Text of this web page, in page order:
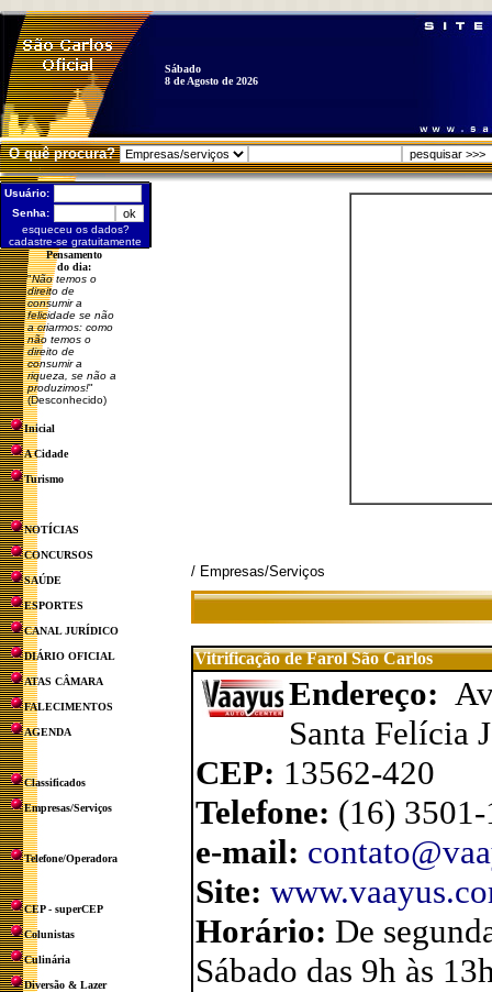
Sábado
8 de Agosto de 2026
O quê procura?
Usuário:
Senha:
esqueceu os dados?
cadastre-se gratuitamente
Pensamento
do dia:
"Não temos o
direito de
consumir a
felicidade se não
a criarmos: como
não temos o
direito de
consumir a
riqueza, se não a
produzimos!"
(Desconhecido)
Inicial
A Cidade
Turismo
NOTÍCIAS
CONCURSOS
SAÚDE
ESPORTES
CANAL JURÍDICO
DIÁRIO OFICIAL
ATAS CÂMARA
FALECIMENTOS
AGENDA
Classificados
Empresas/Serviços
Telefone/Operadora
CEP - superCEP
Colunistas
Culinária
Diversão & Lazer
/ Empresas/Serviços
Vitrificação de Farol São Carlos
Endereço:
Santa Felícia
CEP: 13562-420
Telefone: (16)
e-mail:
Site:
Horário: De
Sábado das 9h às